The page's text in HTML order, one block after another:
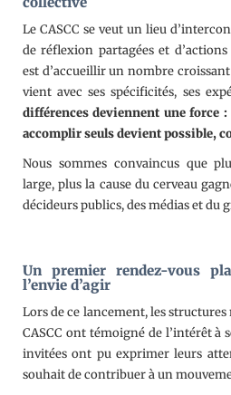
Le CASCC se veut un lieu
de réflexion partagées et
est d’accueillir un nombre
vient avec ses spécificités, ses
différences deviennent une force
accomplir seuls devient possible,
Nous sommes convaincus que
large, plus la cause du cerveau
décideurs publics, des médias et du
Un premier rendez-vous
l’envie d’agir
Lors de ce lancement, les
CASCC ont témoigné de l’intérêt à
invitées ont pu exprimer leurs
souhait de contribuer à un